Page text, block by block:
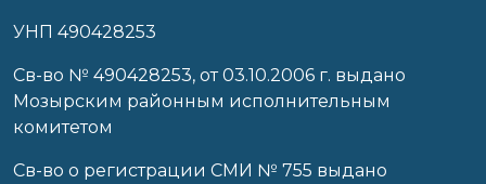
УНП 490428253
Cв-во № 490428253, от 03.10.2006 г. выдано
Мозырским районным исполнительным
комитетом
Св-во о регистрации СМИ № 755 выдано